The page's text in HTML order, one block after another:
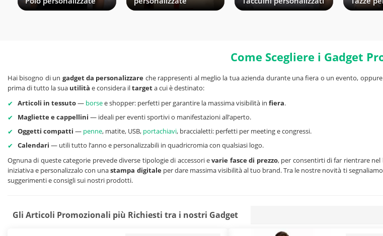
Come Scegliere i Gadget
Hai bisogno di un gadget da personalizzare che rappresenti al meglio la tua azienda durante una fiera o un evento,
prima di tutto la sua utilità e considera iltargeta cui è destinato:
Articoli in tessuto— borsee shopper: perfetti per garantire la massima visibilità in fiera.
Magliette e cappellini — ideali per eventi sportivi o manifestazioni all’aperto.
Oggetti compatti — penne, matite, USB, portachiavi, braccialetti: perfetti per meeting e congressi.
Calendari — utili tutto l’anno e personalizzabili in quadricromia con qualsiasi logo.
Ognuna di queste categorie prevede diverse tipologie di accessori evarie fasce di prezzo, per consentirti di far rientrare
iniziativa e personalizzalo con unastampa digitaleper dare massima visibilità al tuo brand. Tra le nostre novità ti
suggerimenti e consigli sui nostri prodotti.
Gli Articoli Promozionali più Richiesti tra i nostri Gadget